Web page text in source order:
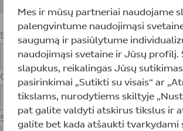
Siuntėjo šalis
Lietuva
Gavėjo šalis
Lietuva Kita
Siuntos dydis
Mes ir mūsų partneriai naudojame
palengvintume naudojimąsi
saugumą ir pasiūlytume
naudojimąsi svetaine ir Jūsų profilį.
slapukus, reikalingas Jūsų
pasirinkimai „Sutikti su visais“ ar
tikslams, nurodytiems skiltyje
pat galite valdyti atskirus tikslus ir
galite bet kada atšaukti tvarkydami